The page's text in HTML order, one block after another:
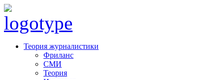
Теория журналистики
Фриланс
СМИ
Теория